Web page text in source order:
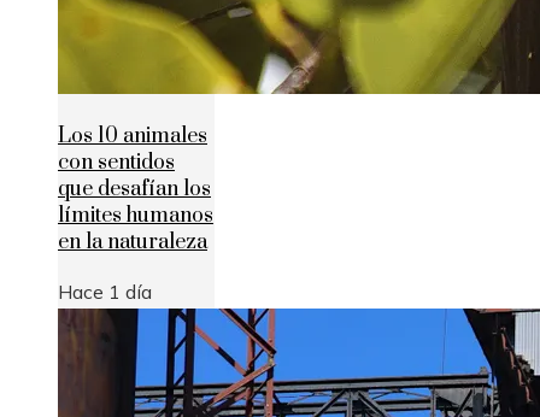
Los 10 animales
con sentidos
que desafían los
límites humanos
en la naturaleza
Hace 1 día